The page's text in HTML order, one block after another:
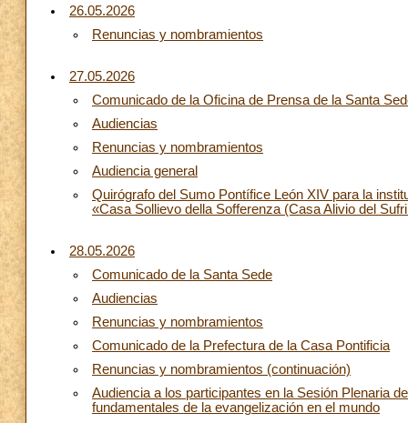
26.05.2026
Renuncias y nombramientos
27.05.2026
Comunicado de la Oficina de Prensa de la Santa
Audiencias
Renuncias y nombramientos
Audiencia general
Quirógrafo del Sumo Pontífice León XIV para la
«Casa Sollievo della Sofferenza (Casa Alivio del
28.05.2026
Comunicado de la Santa Sede
Audiencias
Renuncias y nombramientos
Comunicado de la Prefectura de la Casa Pontificia
Renuncias y nombramientos (continuación)
Audiencia a los participantes en la Sesión Plenaria
fundamentales de la evangelización en el mundo